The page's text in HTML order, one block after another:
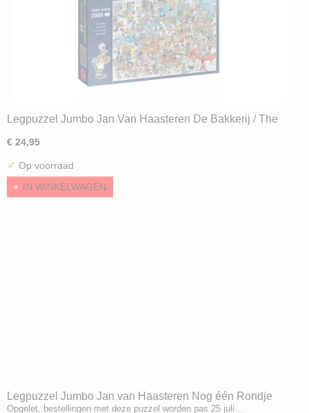
Legpuzzel Jumbo Jan Van Haasteren De Bakkerij / The
€ 24,95
✓ Op voorraad
IN WINKELWAGEN
Legpuzzel Jumbo Jan van Haasteren Nog één Rondje
Zandvoort (1000) Limited Edition !
Opgelet, bestellingen met deze puzzel worden pas 25 juli…